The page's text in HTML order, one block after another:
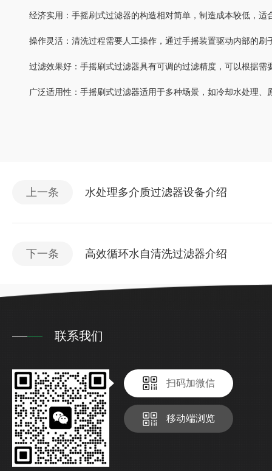
经济实用‌：手摇刷式过滤器的构造相对简单，制造成本较低，适
操作灵活‌：清洗过程需要人工操作，通过手摇装置驱动内部的刷
过滤效果好‌：手摇刷式过滤器具有可调的过滤精度，可以根据需
广泛适用性‌：手摇刷式过滤器适用于多种场景，如冷却水处理、
上一条 水处理多介质过滤器设备介绍
下一条 高效循环水自清洗过滤器介绍
联系我们
扫码加微信
移动端浏览